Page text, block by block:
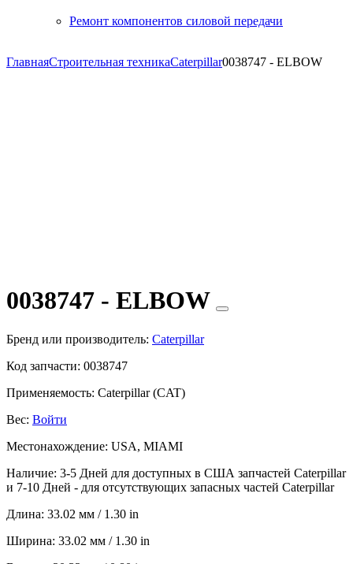
Ремонт компонентов силовой передачи
ГлавнаяСтроительная техникаCaterpillar0038747 - ELBOW
0038747 - ELBOW
Бренд или производитель: Caterpillar
Код запчасти: 0038747
Применяемость: Caterpillar (CAT)
Вес: Войти
Местонахождение: USA, MIAMI
Наличие: 3-5 Дней для доступных в США запчастей Caterpillar
и 7-10 Дней - для отсутствующих запасных частей Caterpillar
Длина: 33.02 мм / 1.30 in
Ширина: 33.02 мм / 1.30 in